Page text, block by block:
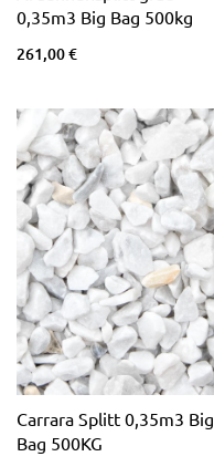
0,35m3 Big Bag 500kg
261,00 €
Carrara Splitt 0,35m3 Big
Bag 500KG